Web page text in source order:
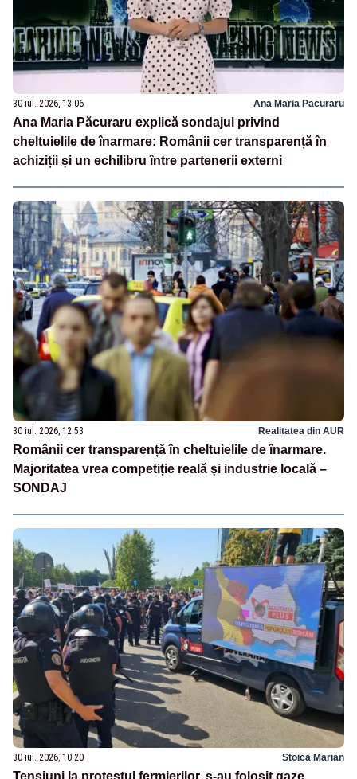
30 iul. 2026, 13:06 Ana Maria Pacuraru
Ana Maria Păcuraru explică sondajul privind
cheltuielile de înarmare: Românii cer transparență în
achiziții și un echilibru între partenerii externi
30 iul. 2026, 12:53 Realitatea din AUR
Românii cer transparență în cheltuielile de înarmare.
Majoritatea vrea competiție reală și industrie locală –
SONDAJ
30 iul. 2026, 10:20 Stoica Marian